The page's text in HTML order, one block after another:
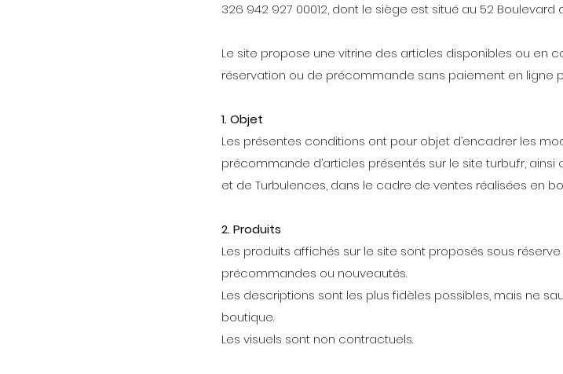
326 942 927 00012, dont le siège est situé au 52 Boulevard
Le site propose une vitrine des articles disponibles ou en
réservation ou de précommande sans paiement en ligne
1. Objet
Les présentes conditions ont pour objet d’encadrer les
précommande d’articles présentés sur le site turbu.fr,
et de Turbulences, dans le cadre de ventes réalisées en
2. Produits
Les produits affichés sur le site sont proposés sous
précommandes ou nouveautés.
Les descriptions sont les plus fidèles possibles, mais ne
boutique.
Les visuels sont non contractuels.